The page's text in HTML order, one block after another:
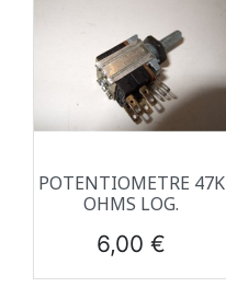
POTENTIOMETRE 47K
OHMS LOG.
Prix
6,00 €